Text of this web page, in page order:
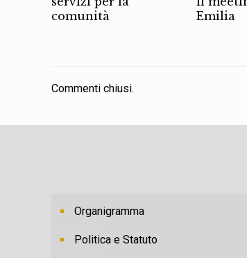
comunità
Emilia
Commenti chiusi.
Organigramma
Politica e Statuto